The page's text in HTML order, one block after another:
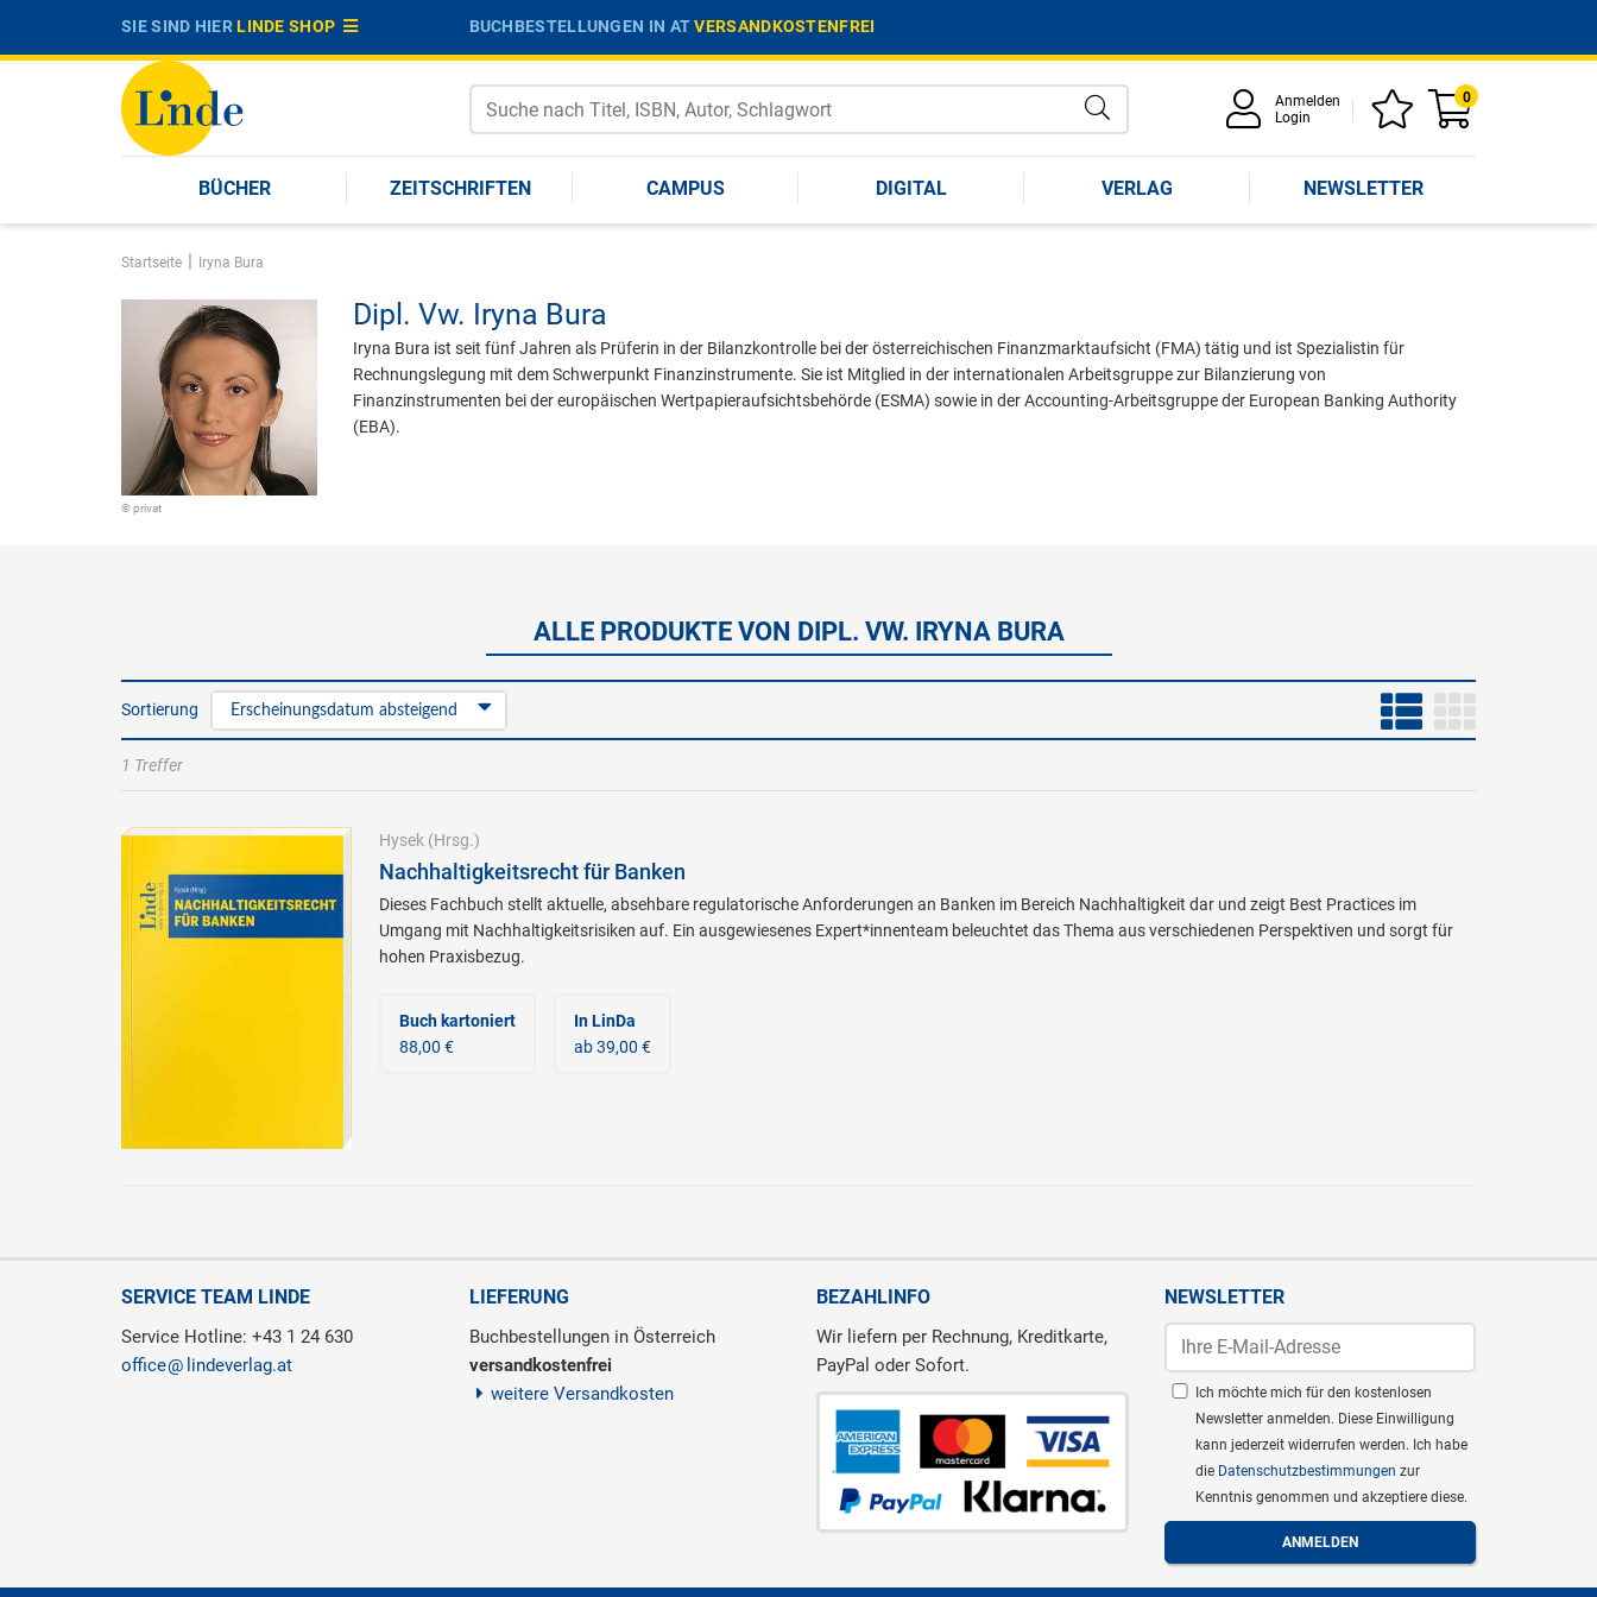
SIE SIND HIERLINDE SHOP BUCHBESTELLUNGEN IN ATVERSANDKOSTENFREI
Anmelden
Login
0
BÜCHER ZEITSCHRIFTEN CAMPUS DIGITAL VERLAG NEWSLETTER
Startseite | Iryna Bura
© privat
Dipl. Vw. Iryna Bura
Iryna Bura ist seit fünf Jahren als Prüferin in der Bilanzkontrolle bei der österreichischen Finanzmarktaufsicht (FMA) tätig und ist Spezialistin für
Rechnungslegung mit dem Schwerpunkt Finanzinstrumente. Sie ist Mitglied in der internationalen Arbeitsgruppe zur Bilanzierung von
Finanzinstrumenten bei der europäischen Wertpapieraufsichtsbehörde (ESMA) sowie in der Accounting-Arbeitsgruppe der European Banking Authority
(EBA).
ALLE PRODUKTE VON DIPL. VW. IRYNA BURA
Sortierung Erscheinungsdatum absteigend
1 Treffer
Hysek(Hrsg.)
Nachhaltigkeitsrecht für Banken
Dieses Fachbuch stellt aktuelle, absehbare regulatorische Anforderungen an Banken im Bereich Nachhaltigkeit dar und zeigt Best Practices im
Umgang mit Nachhaltigkeitsrisiken auf. Ein ausgewiesenes Expert*innenteam beleuchtet das Thema aus verschiedenen Perspektiven und sorgt für
hohen Praxisbezug.
Buch kartoniert
88,00 €
In LinDa
ab 39,00 €
SERVICE TEAM LINDE
Service Hotline: +43 1 24 630
office
lindeverlag.at
LIEFERUNG
Buchbestellungen in Österreich
versandkostenfrei
weitere Versandkosten
BEZAHLINFO
Wir liefern per Rechnung, Kreditkarte,
PayPal oder Sofort.
NEWSLETTER
Ich möchte mich für den kostenlosen
Newsletter anmelden. Diese Einwilligung
kann jederzeit widerrufen werden. Ich habe
die Datenschutzbestimmungen zur
Kenntnis genommen und akzeptiere diese.